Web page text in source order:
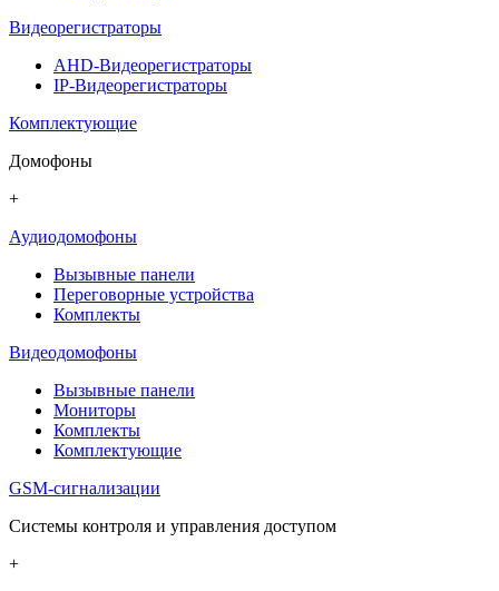
Видеорегистраторы
AHD-Видеорегистраторы
IP-Видеорегистраторы
Комплектующие
Домофоны
+
Аудиодомофоны
Вызывные панели
Переговорные устройства
Комплекты
Видеодомофоны
Вызывные панели
Мониторы
Комплекты
Комплектующие
GSM-сигнализации
Системы контроля и управления доступом
+